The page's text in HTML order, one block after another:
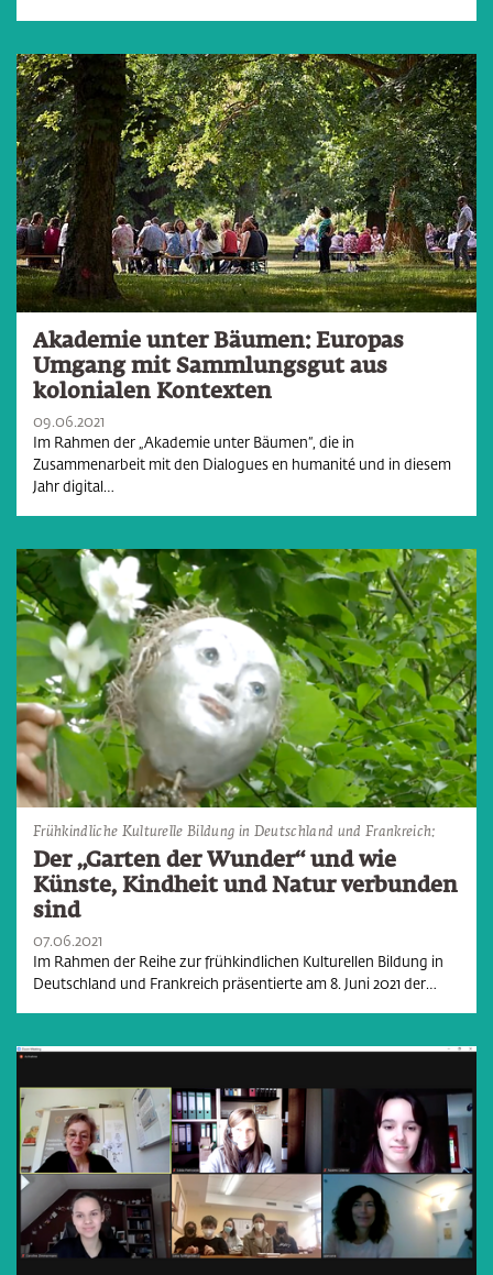
Akademie unter Bäumen: Europas
Umgang mit Sammlungsgut aus
kolonialen Kontexten
09.06.2021
Im Rahmen der „Akademie unter Bäumen“, die in
Zusammenarbeit mit den Dialogues en humanité und in diesem
Jahr digital…
Frühkindliche Kulturelle Bildung in Deutschland und Frankreich:
Der „Garten der Wunder“ und wie
Künste, Kindheit und Natur verbunden
sind
07.06.2021
Im Rahmen der Reihe zur frühkindlichen Kulturellen Bildung in
Deutschland und Frankreich präsentierte am 8. Juni 2021 der…